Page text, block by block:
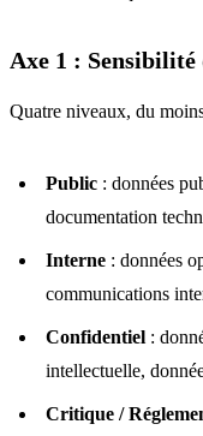
Axe 1 : Sensibilité
Quatre niveaux, du
Public: données
documentation
Interne: données
communications
Confidentiel:
intellectuelle,
Critique /